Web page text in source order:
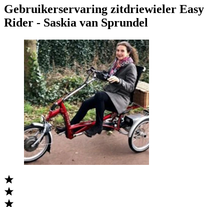
Gebruikerservaring zitdriewieler Easy
Rider - Saskia van Sprundel